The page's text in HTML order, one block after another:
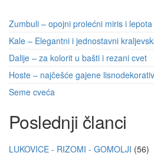
Zumbuli – opojni prolećni miris i lepota
Kale – Elegantni i jednostavni
Dalije – za kolorit u bašti i rezani cvet
Hoste – najčešće gajene
Seme cveća
Poslednji članci
LUKOVICE - RIZOMI - GOMOLJI 56